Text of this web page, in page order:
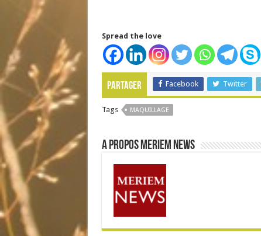
Spread the love
Partager Facebook Twitter
Tags MAQUILLAGE
A propos Meriem News